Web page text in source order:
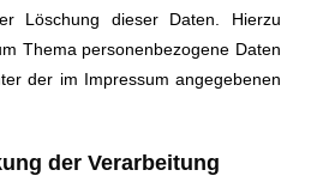
Löschung dieser Daten. Hierzu
Thema personenbezogene Daten
der im Impressum angegebenen
der Verarbeitung